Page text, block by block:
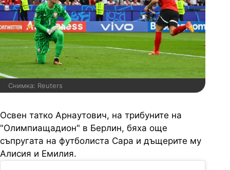
Снимка: Reuters
Освен татко Арнаутович, на трибуните на
"Олимпиащадион" в Берлин, бяха още
съпругата на футболиста Сара и дъщерите му
Алисия и Емилия.